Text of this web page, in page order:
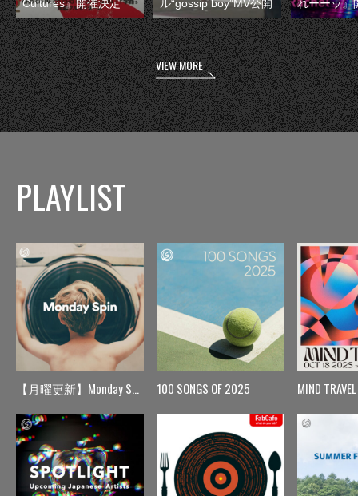
Cultures』開催決定
ル“gossip boy”MV公開
れーーッ』
VIEW MORE
PLAYLIST
【月曜更新】Monday Spin 100 SONGS OF 2025 MIND TRAVEL